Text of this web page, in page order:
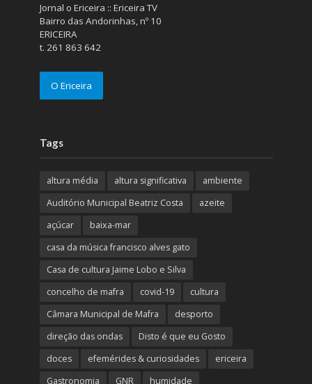
Jornal o Ericeira :: Ericeira TV
Bairro das Andorinhas, nº 10
ERICEIRA
t. 261 863 642
O Ericeira
Tags
altura média altura significativa
ambiente
Auditório Municipal Beatriz Costa
azeite
açúcar
baixa-mar
casa da música francisco alves gato
Casa de cultura Jaime Lobo e Silva
concelho de mafra
covid-19
cultura
Câmara Municipal de Mafra
desporto
direção das ondas
Disto é que eu Gosto
doces
efemérides & curiosidades
ericeira
Gastronomia
GNR humidade